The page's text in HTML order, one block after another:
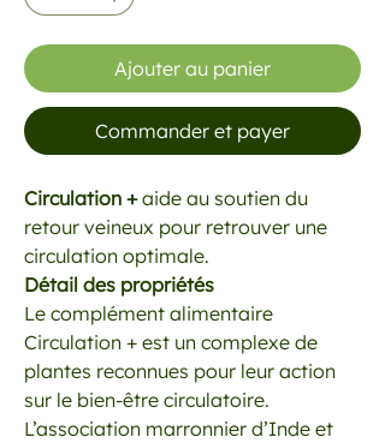
Ajouter au panier
Commander et payer
Circulation +aide au soutien du
retour veineux pour retrouver une
circulation optimale.
Détail des propriétés
Le complément alimentaire
Circulation + est un complexe de
plantes reconnues pour leur action
sur le bien-être circulatoire.
L’association marronnier d’Inde et